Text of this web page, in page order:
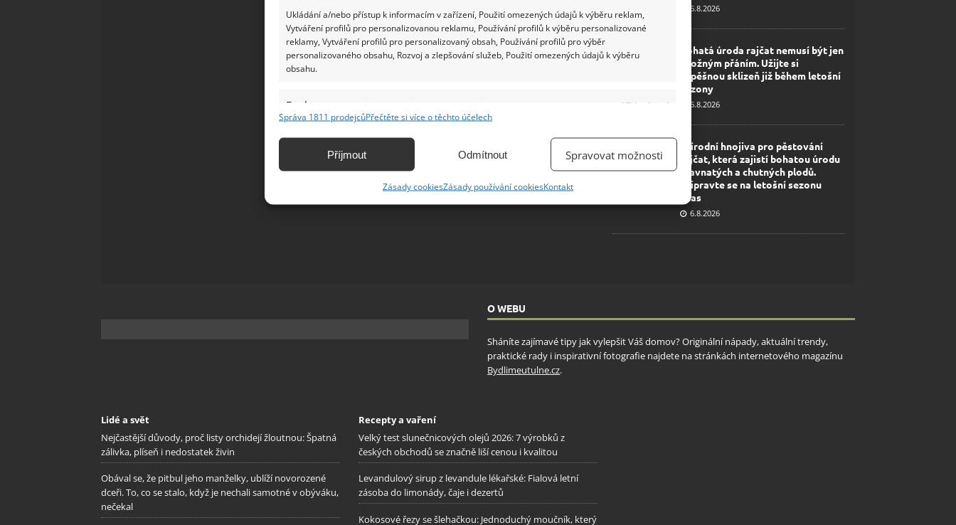
Ukládání a/nebo přístup k informacím v zařízení, Použití omezených údajů k výběru reklam,
Vytváření profilů pro personalizovanou reklamu, Používání profilů k výběru personalizované
reklamy, Vytváření profilů pro personalizovaný obsah, Používání profilů pro výběr
personalizovaného obsahu, Rozvoj a zlepšování služeb, Použití omezených údajů k výběru
obsahu.
Funkce
Vždy aktivní
Identifikace zařízení na základě automaticky přenášených informací.
základě aktivně vyžádaných informací.
Správa 1811 prodejcůPřečtěte si více o těchto účelech
Příjmout Odmítnout Spravovat možnosti
Zásady cookiesZásady používání cookiesKontakt
6.8.2026
Bohatá úroda rajčat nemusí být jen
zbožným přáním. Užijte si
úspěšnou sklizeň již během letošní
sezony
6.8.2026
Přírodní hnojiva pro pěstování
rajčat, která zajistí bohatou úrodu
šťavnatých a chutných plodů.
Připravte se na letošní sezonu
včas
6.8.2026
O WEBU
Sháníte zajímavé tipy jak vylepšit Váš domov? Originální nápady, aktuální trendy,
praktické rady i inspirativní fotografie najdete na stránkách internetového magazínu
Bydlimeutulne.cz.
Lidé a svět
Nejčastější důvody, proč listy orchidejí žloutnou: Špatná
zálivka, plíseň i nedostatek živin
Obával se, že pitbul jeho manželky, ublíží novorozené
dceři. To, co se stalo, když je nechali samotné v obýváku,
nečekal
Recepty a vaření
Velký test slunečnicových olejů 2026: 7 výrobků z
českých obchodů se značně liší cenou i kvalitou
Levandulový sirup z levandule lékařské: Fialová letní
zásoba do limonády, čaje i dezertů
Kokosové řezy se šlehačkou: Jednoduchý moučník, který